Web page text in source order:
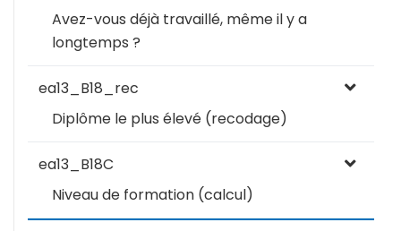
Avez-vous déjà travaillé, même il y a
longtemps ?
ea13_B18_rec
Diplôme le plus élevé (recodage)
ea13_B18C
Niveau de formation (calcul)